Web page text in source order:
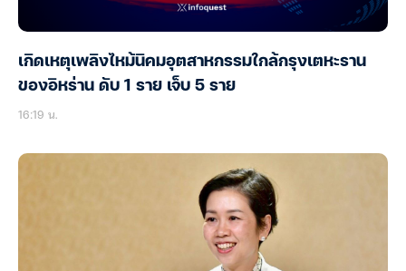
เกิดเหตุเพลิงไหม้นิคมอุตสาหกรรมใกล้กรุงเตหะราน
ของอิหร่าน ดับ 1 ราย เจ็บ 5 ราย
16:19 น.